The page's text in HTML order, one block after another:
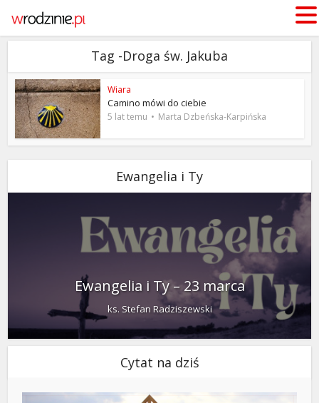
Tag -Droga św. Jakuba
Wiara
Camino mówi do ciebie
5 lat temu Marta Dzbeńska-Karpińska
Ewangelia i Ty
Ewangelia i Ty – 23 marca
ks. Stefan Radziszewski
Cytat na dziś